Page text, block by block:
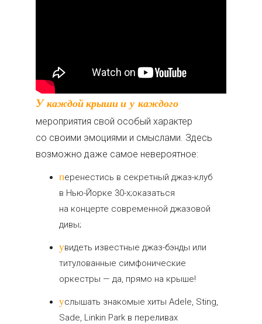
У каждой крыши и у каждого
мероприятия свой особый характер
со своими эмоциями и смыслами. Здесь
возможно даже самое невероятное:
перенестись в секретный джаз-клуб
в Нью-Йорке 30-х;оказаться
на концерте современной джазовой
дивы;
увидеть известные джаз-бэнды или
титулованные симфонические
оркестры — да, прямо на крыше!
услышать знакомые хиты Adele, Sting,
Sade, Linkin Park в переливах